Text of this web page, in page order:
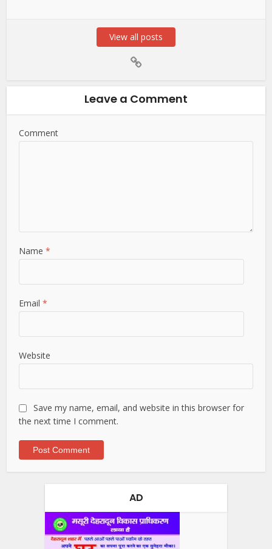
View all posts
Leave a Comment
Comment
Name*
Email*
Website
Save my name, email, and website in this browser for
the next time I comment.
AD